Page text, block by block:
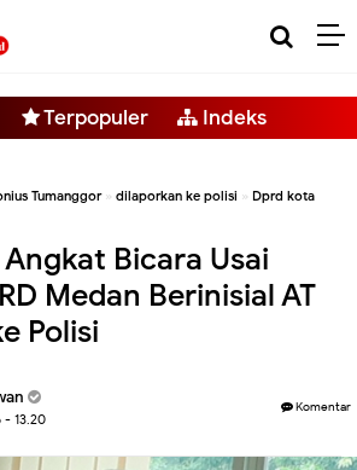
Terpopuler Indeks
Tumanggor» dilaporkan ke polisi » Dprd kota
Bicara Usai
Medan Berinisial AT
Polisi
- 13.20
Komentar